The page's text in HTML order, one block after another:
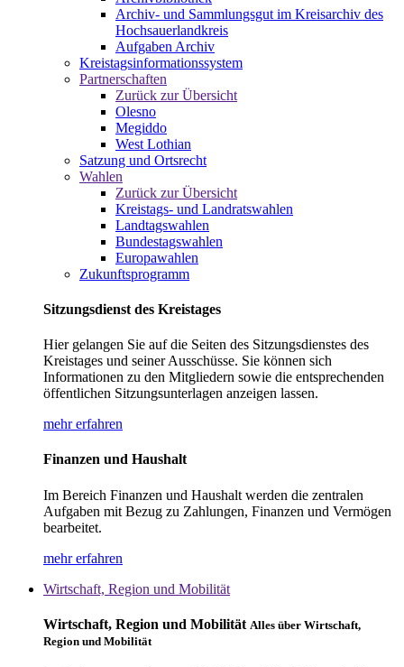
Archiv- und Sammlungsgut im Kreisarchiv des
Hochsauerlandkreis
Aufgaben Archiv
Kreistagsinformationssystem
Partnerschaften
Zurück zur Übersicht
Olesno
Megiddo
West Lothian
Satzung und Ortsrecht
Wahlen
Zurück zur Übersicht
Kreistags- und Landratswahlen
Landtagswahlen
Bundestagswahlen
Europawahlen
Zukunftsprogramm
Sitzungsdienst des Kreistages
Hier gelangen Sie auf die Seiten des Sitzungsdienstes des
Kreistages und seiner Ausschüsse. Sie können sich
Informationen zu den Mitgliedern sowie die entsprechenden
öffentlichen Sitzungsunterlagen anzeigen lassen.
mehr erfahren
Finanzen und Haushalt
Im Bereich Finanzen und Haushalt werden die zentralen
Aufgaben mit Bezug zu Zahlungen, Finanzen und Vermögen
bearbeitet.
mehr erfahren
Wirtschaft, Region und Mobilität
Wirtschaft, Region und Mobilität Alles über Wirtschaft,
Region und Mobilität